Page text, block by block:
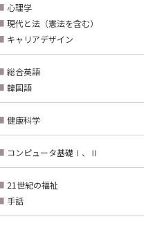
心理学
現代と法（憲法を含む）
キャリアデザイン
総合英語
韓国語
健康科学
コンピュータ基礎Ⅰ、Ⅱ
21世紀の福祉
手話